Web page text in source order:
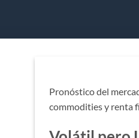
Pronóstico del
commodities y renta